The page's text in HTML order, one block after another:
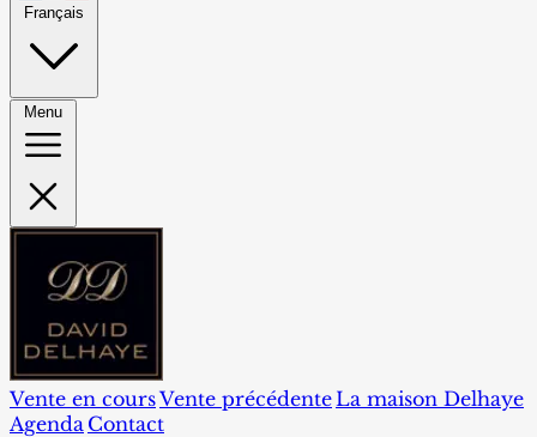
Français
Menu
Vente en coursVente précédente La maison Delhaye
Agenda Contact